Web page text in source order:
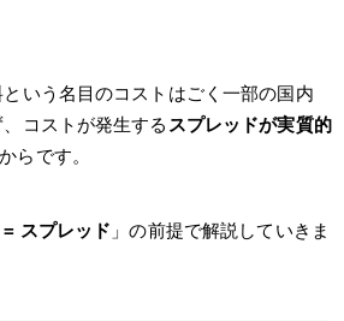
いう名目のコストはごく一部の国内
コストが発生する スプレッドが実質的
らです。
スプレッド 」の前提で解説していきま